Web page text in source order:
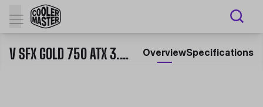
V SFX GOLD 750 ATX 3.0 WHITE EDITION OverviewSpecifications